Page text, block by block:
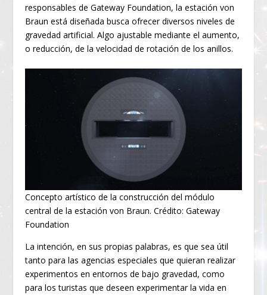
responsables de Gateway Foundation, la estación von
Braun está diseñada busca ofrecer diversos niveles de
gravedad artificial. Algo ajustable mediante el aumento,
o reducción, de la velocidad de rotación de los anillos.
Concepto artístico de la construcción del módulo
central de la estación von Braun. Crédito: Gateway
Foundation
La intención, en sus propias palabras, es que sea útil
tanto para las agencias especiales que quieran realizar
experimentos en entornos de bajo gravedad, como
para los turistas que deseen experimentar la vida en